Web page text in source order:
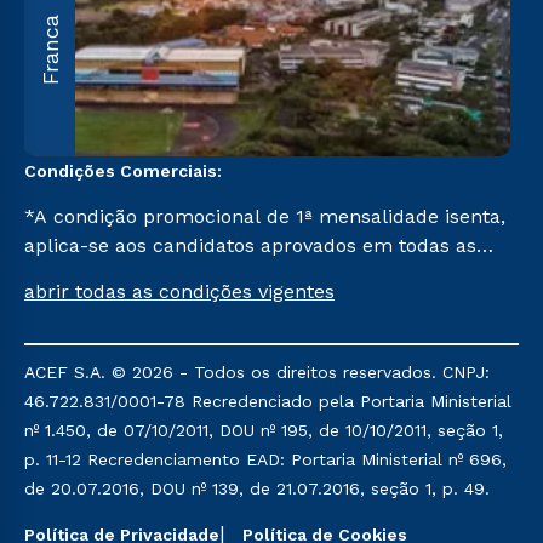
Franca
Condições Comerciais:
*A condição promocional de 1ª mensalidade isenta,
aplica-se aos candidatos aprovados em todas as
agendada, que ofertam bolsas de até 50% de
que ainda não tenham efetivado e/ou não tenham
cancelado ou trancado sua matrícula em uma das
Instituições da Cruzeiro do Sul Educacional, no
período de um ano. Tais condições não se aplicam
aos cursos de Medicina, e também para
governamentais, e não se acumula com nenhuma
abrir todas as condições vigentes
ACEF S.A. © 2026 - Todos os direitos reservados. CNPJ:
46.722.831/0001-78 Recredenciado pela Portaria Ministerial
nº 1.450, de 07/10/2011, DOU nº 195, de 10/10/2011, seção 1,
p. 11-12 Recredenciamento EAD: Portaria Ministerial nº 696,
de 20.07.2016, DOU nº 139, de 21.07.2016, seção 1, p. 49.
Política de Privacidade Política de Cookies